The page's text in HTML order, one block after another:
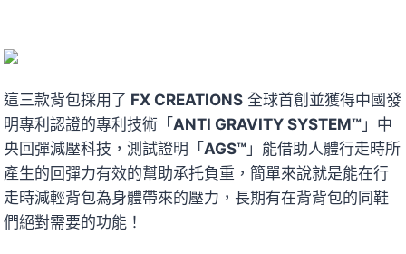
這三款背包採用了 FX CREATIONS 全球首創並獲得中國發
明專利認證的專利技術「ANTI GRAVITY SYSTEM™ 」中
央回彈減壓科技，測試證明「AGS™ 」能借助人體行走時所
產生的回彈力有效的幫助承托負重，簡單來說就是能在行
走時減輕背包為身體帶來的壓力，長期有在背背包的同鞋
們絕對需要的功能！